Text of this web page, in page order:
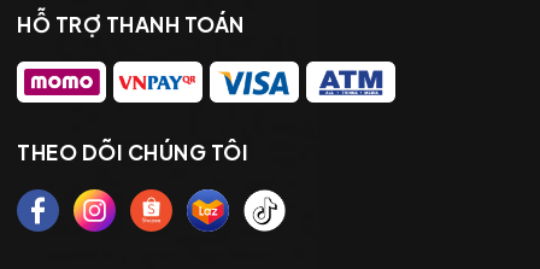
HỖ TRỢ THANH TOÁN
THEO DÕI CHÚNG TÔI